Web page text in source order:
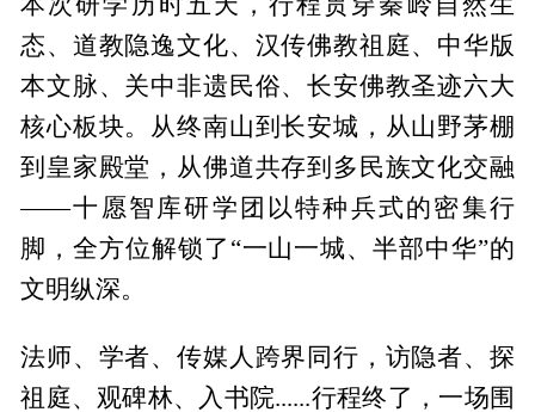
态、道教隐逸文化、汉传佛教祖庭、中华版
本文脉、关中非遗民俗、长安佛教圣迹六大
核心板块。从终南山到长安城，从山野茅棚
到皇家殿堂，从佛道共存到多民族文化交融
——十愿智库研学团以特种兵式的密集行
脚，全方位解锁了“一山一城、半部中华”的
文明纵深。
法师、学者、传媒人跨界同行，访隐者、探
祖庭、观碑林、入书院......行程终了，一场围